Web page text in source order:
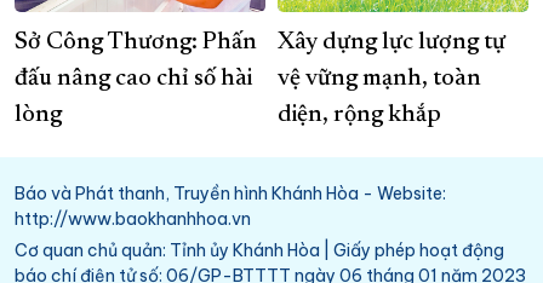
Sở Công Thương: Phấn
đấu nâng cao chỉ số hài
lòng
Xây dựng lực lượng tự
vệ vững mạnh, toàn
diện, rộng khắp
Báo và Phát thanh, Truyền hình Khánh Hòa - Website:
http://www.baokhanhhoa.vn
Cơ quan chủ quản: Tỉnh ủy Khánh Hòa | Giấy phép hoạt động
báo chí điện tử số: 06/GP-BTTTT ngày 06 tháng 01 năm 2023